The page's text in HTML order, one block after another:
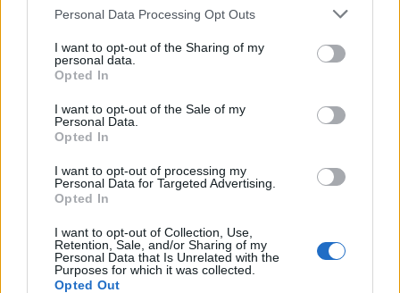
Personal Data Processing Opt Outs
I want to opt-out of the Sharing of my
personal data.
Opted In
I want to opt-out of the Sale of my
Personal Data.
Opted In
I want to opt-out of processing my
Personal Data for Targeted Advertising.
Opted In
I want to opt-out of Collection, Use,
Retention, Sale, and/or Sharing of my
Personal Data that Is Unrelated with the
Purposes for which it was collected.
Opted Out
Αποδέχομαι τους
και την πολιτική απορρήτου
X